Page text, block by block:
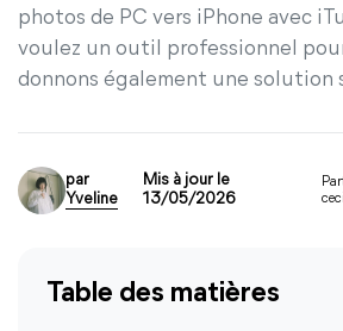
photos de PC vers iPhone avec
voulez un outil professionnel
donnons également une solution
par
Yveline
Mis à jour le
13/05/2026
Table des matières